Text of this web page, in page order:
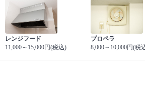
レンジフード
11,000～15,000円(税込)
プロペラ
8,000～10,000円(税